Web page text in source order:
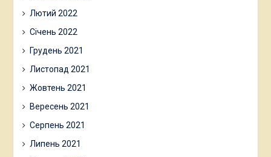
Лютий 2022
Січень 2022
Грудень 2021
Листопад 2021
Жовтень 2021
Вересень 2021
Серпень 2021
Липень 2021